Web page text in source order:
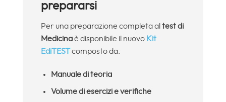
prepararsi
Per una preparazione completa al test di
Medicinaè disponibile il nuovo Kit
EdiTESTcomposto da:
Manuale di teoria
Volume di esercizi e verifiche